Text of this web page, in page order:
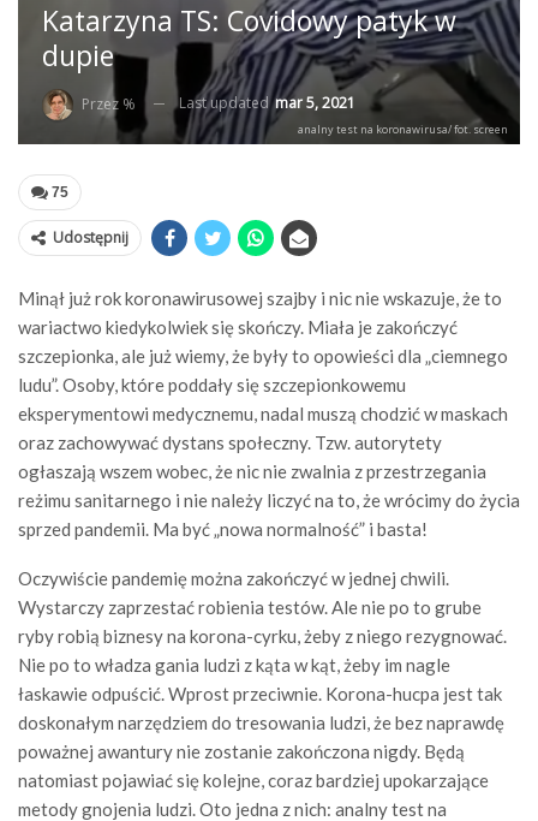
Katarzyna TS: Covidowy patyk w
dupie
Przez % Last updatedmar 5, 2021
analny test na koronawirusa/ fot. screen
75
Udostępnij
Minął już rok koronawirusowej szajby i nic nie wskazuje, że to
wariactwo kiedykolwiek się skończy. Miała je zakończyć
szczepionka, ale już wiemy, że były to opowieści dla „ciemnego
ludu”. Osoby, które poddały się szczepionkowemu
eksperymentowi medycznemu, nadal muszą chodzić w maskach
oraz zachowywać dystans społeczny. Tzw. autorytety
ogłaszają wszem wobec, że nic nie zwalnia z przestrzegania
reżimu sanitarnego i nie należy liczyć na to, że wrócimy do życia
sprzed pandemii. Ma być „nowa normalność” i basta!
Oczywiście pandemię można zakończyć w jednej chwili.
Wystarczy zaprzestać robienia testów. Ale nie po to grube
ryby robią biznesy na korona-cyrku, żeby z niego rezygnować.
Nie po to władza gania ludzi z kąta w kąt, żeby im nagle
łaskawie odpuścić. Wprost przeciwnie. Korona-hucpa jest tak
doskonałym narzędziem do tresowania ludzi, że bez naprawdę
poważnej awantury nie zostanie zakończona nigdy. Będą
natomiast pojawiać się kolejne, coraz bardziej upokarzające
metody gnojenia ludzi. Oto jedna z nich: analny test na